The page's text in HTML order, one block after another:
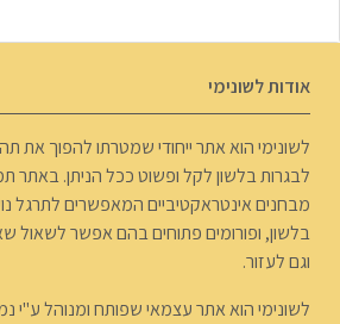
אודות לשונימי
לשונימי הוא אתר ייחודי שמטרתו להפוך את
לבגרות בלשון לקל ופשוט ככל הניתן.
מבחנים אינטראקטיביים המאפשרים לתרגל
בלשון, ופורומים פתוחים בהם אפשר לשאול
וגם לעזור.
לשונימי הוא אתר עצמאי שפותח ומנוהל ע"י